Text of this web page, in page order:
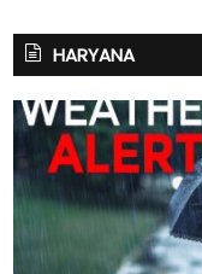
HARYANA